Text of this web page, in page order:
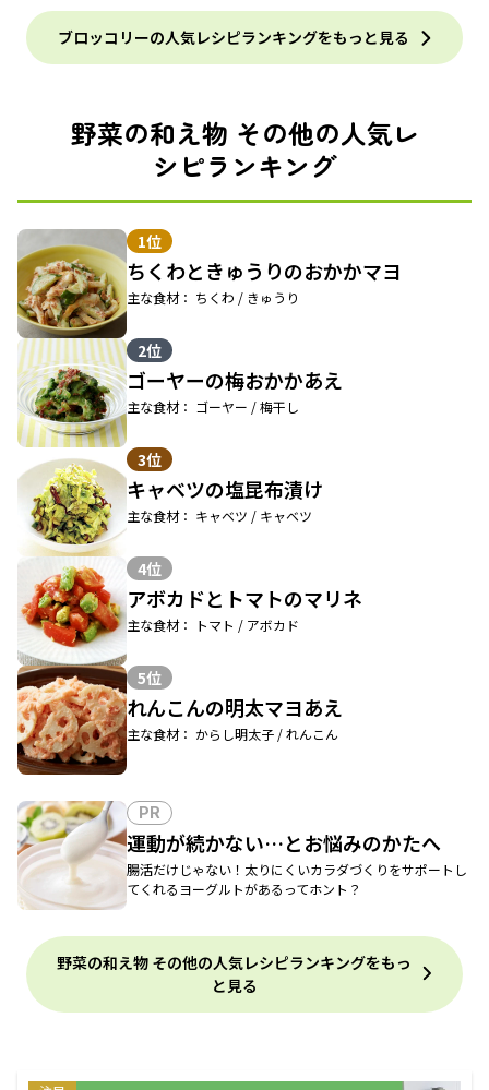
ブロッコリーの人気レシピランキングをもっと見る
野菜の和え物 その他の人気レ
シピランキング
1位
ちくわときゅうりのおかかマヨ
主な食材： ちくわ / きゅうり
2位
ゴーヤーの梅おかかあえ
主な食材： ゴーヤー / 梅干し
3位
キャベツの塩昆布漬け
主な食材： キャベツ / キャベツ
4位
アボカドとトマトのマリネ
主な食材： トマト / アボカド
5位
れんこんの明太マヨあえ
主な食材： からし明太子 / れんこん
PR
運動が続かない…とお悩みのかたへ
腸活だけじゃない！太りにくいカラダづくりをサポートし
てくれるヨーグルトがあるってホント？
野菜の和え物 その他の人気レシピランキングをもっ
と見る